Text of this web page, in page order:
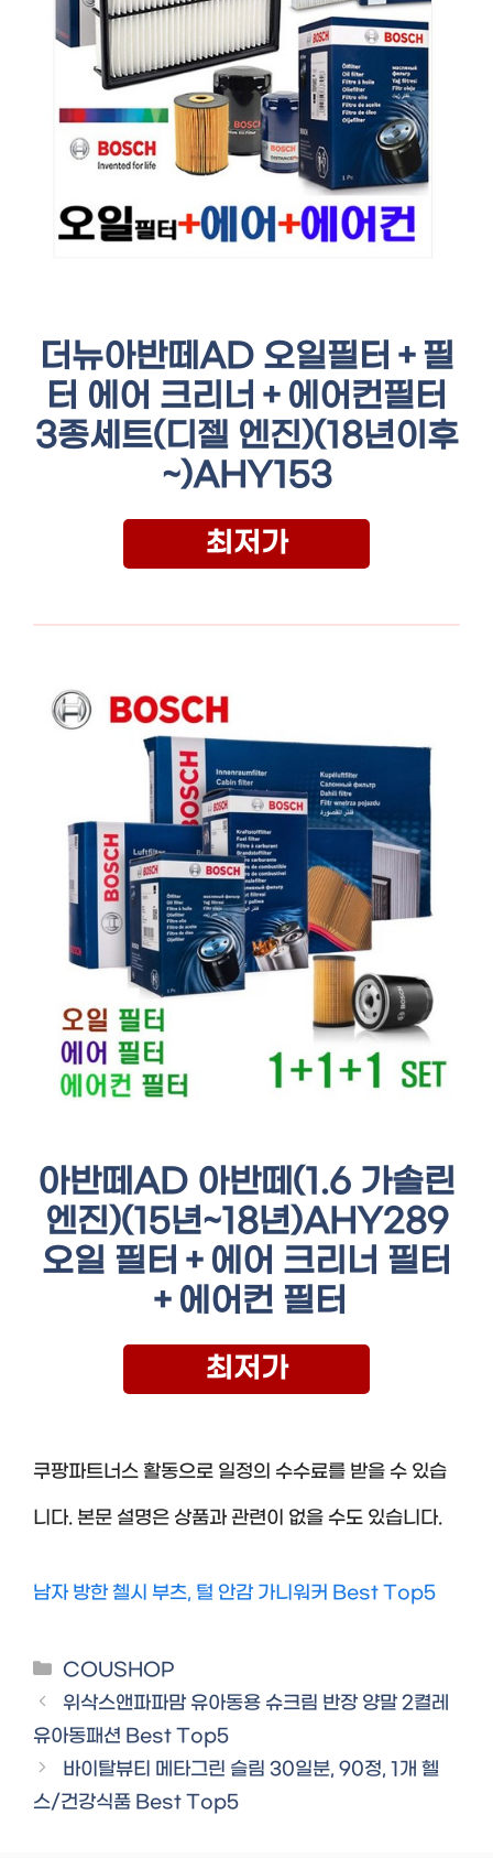
더뉴아반떼AD 오일필터＋필
터 에어 크리너＋에어컨필터
3종세트(디젤 엔진)(18년이후
~)AHY153
최저가
아반떼AD 아반떼(1.6 가솔린
엔진)(15년~18년)AHY289
오일 필터＋에어 크리너 필터
＋에어컨 필터
최저가
쿠팡파트너스 활동으로 일정의 수수료를 받을 수 있습
니다. 본문 설명은 상품과 관련이 없을 수도 있습니다.
남자 방한 첼시 부츠, 털 안감 가니워커 Best Top5
Categories
COUSHOP
위삭스앤파파맘 유아동용 슈크림 반장 양말 2켤레
유아동패션 Best Top5
바이탈뷰티 메타그린 슬림 30일분, 90정, 1개 헬
스/건강식품 Best Top5